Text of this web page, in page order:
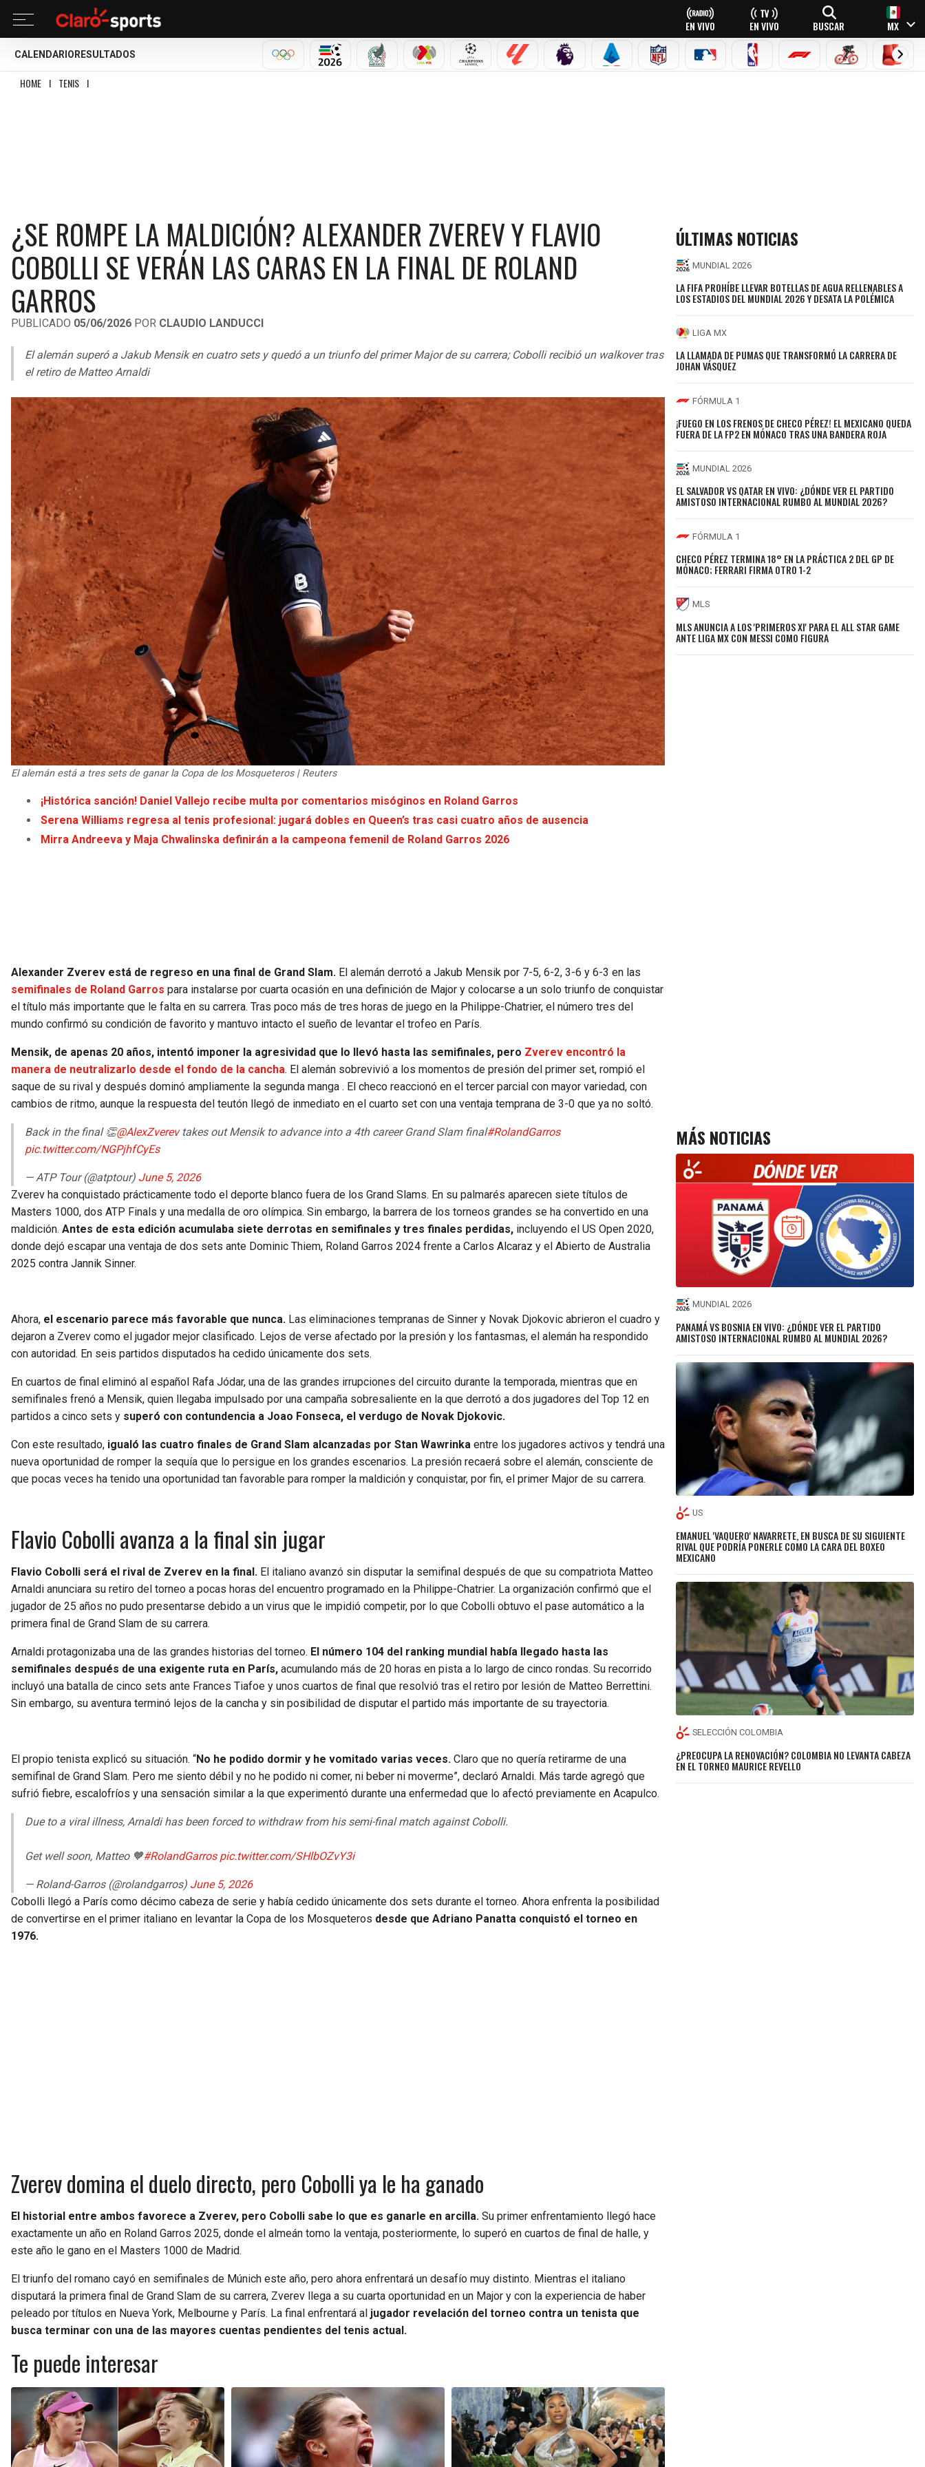
EN VIVO EN VIVO BUSCAR MX
CALENDARIO RESULTADOS
OLÍMPICOSMUNDIAL 2026SELECCIÓN MEXICANA
LIGA MX CHAMPIONS LEAGUE
LALIGA PREMIER LEAGUE
SERIE A NFL MLB NBA FÓRMULA 1CICLISMOBOXEO
HOME I TENIS I
¿SE ROMPE LA MALDICIÓN? ALEXANDER ZVEREV Y FLAVIO
COBOLLI SE VERÁN LAS CARAS EN LA FINAL DE ROLAND
GARROS
PUBLICADO 05/06/2026 POR CLAUDIO LANDUCCI
El alemán superó a Jakub Mensik en cuatro sets y quedó a un triunfo del primer Major de su carrera; Cobolli recibió un walkovertras
el retiro de Matteo Arnaldi
El alemán está a tres sets de ganar la Copa de los Mosqueteros | Reuters
¡Histórica sanción! Daniel Vallejo recibe multa por comentarios misóginos en Roland Garros
Serena Williams regresa al tenis profesional: jugará dobles en Queen’s tras casi cuatro años de ausencia
Mirra Andreeva y Maja Chwalinska definirán a la campeona femenil de Roland Garros 2026
Alexander Zverev está de regreso en una final de Grand Slam. El alemán derrotó a Jakub Mensik por 7-5, 6-2, 3-6 y 6-3 en las
semifinales de Roland Garros para instalarse por cuarta ocasión en una definición de Major y colocarse a un solo triunfo de conquistar
el título más importante que le falta en su carrera. Tras poco más de tres horas de juego en la Philippe-Chatrier, el número tres del
mundo confirmó su condición de favorito y mantuvo intacto el sueño de levantar el trofeo en París.
Mensik, de apenas 20 años, intentó imponer la agresividad que lo llevó hasta las semifinales, pero Zverev encontró la
manera de neutralizarlo desde el fondo de la cancha. El alemán sobrevivió a los momentos de presión del primer set, rompió el
saque de su rival y después dominó ampliamente la segunda manga . El checo reaccionó en el tercer parcial con mayor variedad, con
cambios de ritmo, aunque la respuesta del teutón llegó de inmediato en el cuarto set con una ventaja temprana de 3-0 que ya no soltó.
Back in the final 👏@AlexZverevtakes out Mensik to advance into a 4th career Grand Slam final#RolandGarros
pic.twitter.com/NGPjhfCyEs
— ATP Tour (@atptour) June 5, 2026
Zverev ha conquistado prácticamente todo el deporte blanco fuera de los Grand Slams. En su palmarés aparecen siete títulos de
Masters 1000, dos ATP Finals y una medalla de oro olímpica. Sin embargo, la barrera de los torneos grandes se ha convertido en una
maldición. Antes de esta edición acumulaba siete derrotas en semifinales y tres finales perdidas, incluyendo el US Open 2020,
donde dejó escapar una ventaja de dos sets ante Dominic Thiem, Roland Garros 2024 frente a Carlos Alcaraz y el Abierto de Australia
2025 contra Jannik Sinner.
Ahora, el escenario parece más favorable que nunca. Las eliminaciones tempranas de Sinner y Novak Djokovic abrieron el cuadro y
dejaron a Zverev como el jugador mejor clasificado. Lejos de verse afectado por la presión y los fantasmas, el alemán ha respondido
con autoridad. En seis partidos disputados ha cedido únicamente dos sets.
En cuartos de final eliminó al español Rafa Jódar, una de las grandes irrupciones del circuito durante la temporada, mientras que en
semifinales frenó a Mensik, quien llegaba impulsado por una campaña sobresaliente en la que derrotó a dos jugadores del Top 12 en
partidos a cinco sets y superó con contundencia a Joao Fonseca, el verdugo de Novak Djokovic.
Con este resultado, igualó las cuatro finales de Grand Slam alcanzadas por Stan Wawrinka entre los jugadores activos y tendrá una
nueva oportunidad de romper la sequía que lo persigue en los grandes escenarios. La presión recaerá sobre el alemán, consciente de
que pocas veces ha tenido una oportunidad tan favorable para romper la maldición y conquistar, por fin, el primer Major de su carrera.
Flavio Cobolli avanza a la final sin jugar
Flavio Cobolli será el rival de Zverev en la final. El italiano avanzó sin disputar la semifinal después de que su compatriota Matteo
Arnaldi anunciara su retiro del torneo a pocas horas del encuentro programado en la Philippe-Chatrier. La organización confirmó que el
jugador de 25 años no pudo presentarse debido a un virus que le impidió competir, por lo que Cobolli obtuvo el pase automático a la
primera final de Grand Slam de su carrera.
Arnaldi protagonizaba una de las grandes historias del torneo. El número 104 del ranking mundial había llegado hasta las
semifinales después de una exigente ruta en París, acumulando más de 20 horas en pista a lo largo de cinco rondas. Su recorrido
incluyó una batalla de cinco sets ante Frances Tiafoe y unos cuartos de final que resolvió tras el retiro por lesión de Matteo Berrettini.
Sin embargo, su aventura terminó lejos de la cancha y sin posibilidad de disputar el partido más importante de su trayectoria.
El propio tenista explicó su situación. “No he podido dormir y he vomitado varias veces. Claro que no quería retirarme de una
semifinal de Grand Slam. Pero me siento débil y no he podido ni comer, ni beber ni moverme”, declaró Arnaldi. Más tarde agregó que
sufrió fiebre, escalofríos y una sensación similar a la que experimentó durante una enfermedad que lo afectó previamente en Acapulco.
Due to a viral illness, Arnaldi has been forced to withdraw from his semi-final match against Cobolli.
Get well soon, Matteo 🧡#RolandGarros pic.twitter.com/SHlbOZvY3i
— Roland-Garros (@rolandgarros) June 5, 2026
Cobolli llegó a París como décimo cabeza de serie y había cedido únicamente dos sets durante el torneo. Ahora enfrenta la posibilidad
de convertirse en el primer italiano en levantar la Copa de los Mosqueteros desde que Adriano Panatta conquistó el torneo en
1976.
Zverev domina el duelo directo, pero Cobolli ya le ha ganado
El historial entre ambos favorece a Zverev, pero Cobolli sabe lo que es ganarle en arcilla. Su primer enfrentamiento llegó hace
exactamente un año en Roland Garros 2025, donde el almeán tomo la ventaja, posteriormente, lo superó en cuartos de final de halle, y
este año le gano en el Masters 1000 de Madrid.
El triunfo del romano cayó en semifinales de Múnich este año, pero ahora enfrentará un desafío muy distinto. Mientras el italiano
disputará la primera final de Grand Slam de su carrera, Zverev llega a su cuarta oportunidad en un Major y con la experiencia de haber
peleado por títulos en Nueva York, Melbourne y París. La final enfrentará al jugador revelación del torneo contra un tenista que
busca terminar con una de las mayores cuentas pendientes del tenis actual.
Te puede interesar
ÚLTIMAS NOTICIAS
MUNDIAL 2026
LA FIFA PROHÍBE LLEVAR BOTELLAS DE AGUA RELLENABLES A
LOS ESTADIOS DEL MUNDIAL 2026 Y DESATA LA POLÉMICA
LIGA MX
LA LLAMADA DE PUMAS QUE TRANSFORMÓ LA CARRERA DE
JOHAN VÁSQUEZ
FÓRMULA 1
¡FUEGO EN LOS FRENOS DE CHECO PÉREZ! EL MEXICANO QUEDA
FUERA DE LA FP2 EN MÓNACO TRAS UNA BANDERA ROJA
MUNDIAL 2026
EL SALVADOR VS QATAR EN VIVO: ¿DÓNDE VER EL PARTIDO
AMISTOSO INTERNACIONAL RUMBO AL MUNDIAL 2026?
FÓRMULA 1
CHECO PÉREZ TERMINA 18° EN LA PRÁCTICA 2 DEL GP DE
MÓNACO; FERRARI FIRMA OTRO 1-2
MLS
MLS ANUNCIA A LOS 'PRIMEROS XI' PARA EL ALL STAR GAME
ANTE LIGA MX CON MESSI COMO FIGURA
MÁS NOTICIAS
MUNDIAL 2026
PANAMÁ VS BOSNIA EN VIVO: ¿DÓNDE VER EL PARTIDO
AMISTOSO INTERNACIONAL RUMBO AL MUNDIAL 2026?
US
EMANUEL 'VAQUERO' NAVARRETE, EN BUSCA DE SU SIGUIENTE
RIVAL QUE PODRÍA PONERLE COMO LA CARA DEL BOXEO
MEXICANO
SELECCIÓN COLOMBIA
¿PREOCUPA LA RENOVACIÓN? COLOMBIA NO LEVANTA CABEZA
EN EL TORNEO MAURICE REVELLO